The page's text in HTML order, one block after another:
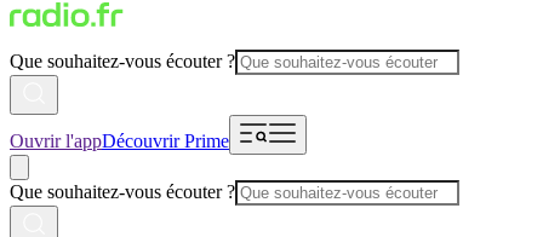
Que souhaitez-vous écouter ?
Ouvrir l'appDécouvrir Prime
Que souhaitez-vous écouter ?